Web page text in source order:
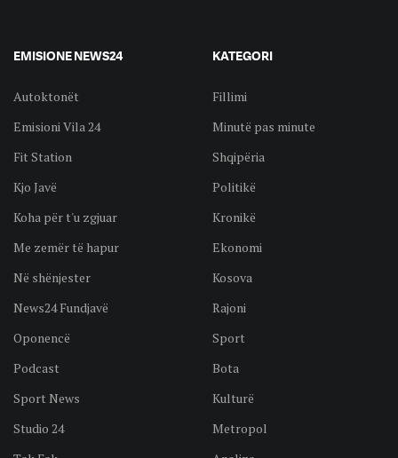
EMISIONE NEWS24
Autoktonët
Emisioni Vila 24
Fit Station
Kjo Javë
Koha për t'u zgjuar
Me zemër të hapur
Në shënjester
News24 Fundjavë
Oponencë
Podcast
Sport News
Studio 24
KATEGORI
Fillimi
Minutë pas minute
Shqipëria
Politikë
Kronikë
Ekonomi
Kosova
Rajoni
Sport
Bota
Kulturë
Metropol